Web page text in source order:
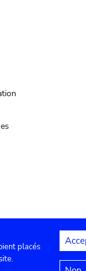
de
placés